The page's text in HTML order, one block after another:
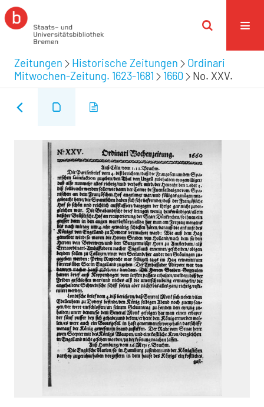
Zeitungen Historische Zeitungen
Ordinari
Mitwochen-Zeitung. 1623-1681
1660 No. XXV.